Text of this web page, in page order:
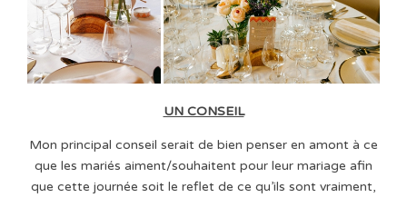
UN CONSEIL
Mon principal conseil serait de bien penser en amont à ce
que les mariés aiment/souhaitent pour leur mariage afin
que cette journée soit le reflet de ce qu’ils sont vraiment,